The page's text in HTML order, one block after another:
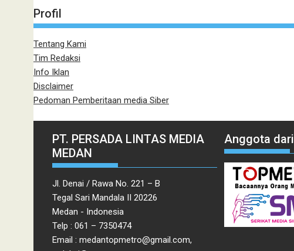
Profil
Tentang Kami
Tim Redaksi
Info Iklan
Disclaimer
Pedoman Pemberitaan media Siber
PT. PERSADA LINTAS MEDIA
MEDAN
Jl. Denai / Rawa No. 221 – B
Tegal Sari Mandala II 20226
Medan - Indonesia
Telp : 061 – 7350474
Email : medantopmetro@gmail.com,
Anggota dari